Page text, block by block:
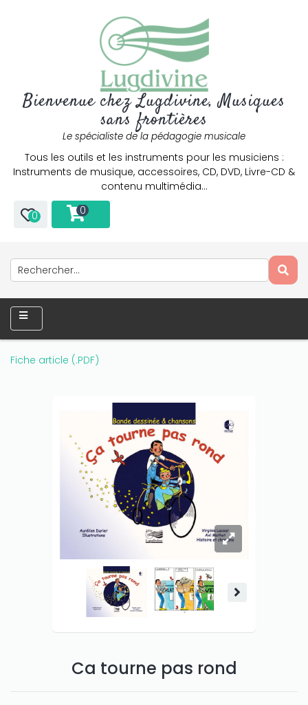
Bienvenue chez Lugdivine, Musiques
sans frontières
Le spécialiste de la pédagogie musicale
Tous les outils et les instruments pour les musiciens :
Instruments de musique, accessoires, CD, DVD, Livre-CD &
contenu multimédia…
0 0
Fiche article (.PDF)
Ca tourne pas rond